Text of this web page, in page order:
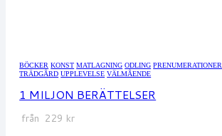
BÖCKER KONST MATLAGNING ODLING PRENUMERATIONER
TRÄDGÅRD UPPLEVELSE VÄLMÅENDE
1 MILJON BERÄTTELSER
från 229 kr